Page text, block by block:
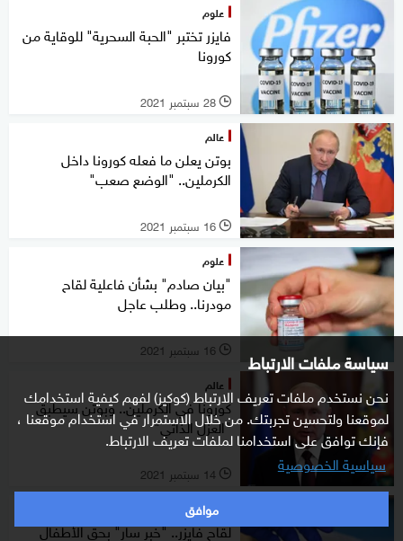
سياسة ملفات الارتباط
نحن نستخدم ملفات تعريف الارتباط (كوكيز) لفهم كيفية استخدامك
لموقعنا ولتحسين تجربتك. من خلال الاستمرار في استخدام موقعنا ،
فإنك توافق على استخدامنا لملفات تعريف الارتباط.
سياسية الخصوصية
موافق
علوم
فايزر تختبر "الحبة السحرية" للوقاية من
كورونا
l 28 سبتمبر 2021
عالم
بوتن يعلن ما فعله كورونا داخل
الكرملين.. "الوضع صعب"
l 16 سبتمبر 2021
علوم
"بيان صادم" بشأن فاعلية لقاح
مودرنا.. وطلب عاجل
l 16 سبتمبر 2021
عالم
كورونا في الكرملين.. وبوتن سيطبق
"العزل الذاتي"
l 14 سبتمبر 2021
علوم
لقاح فايزر.. "خبر سار" بحق الأطفال